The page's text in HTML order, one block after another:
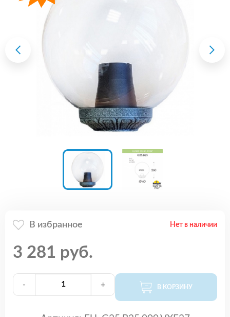
В избранное Нет в наличии
3 281 руб.
- + В КОРЗИНУ